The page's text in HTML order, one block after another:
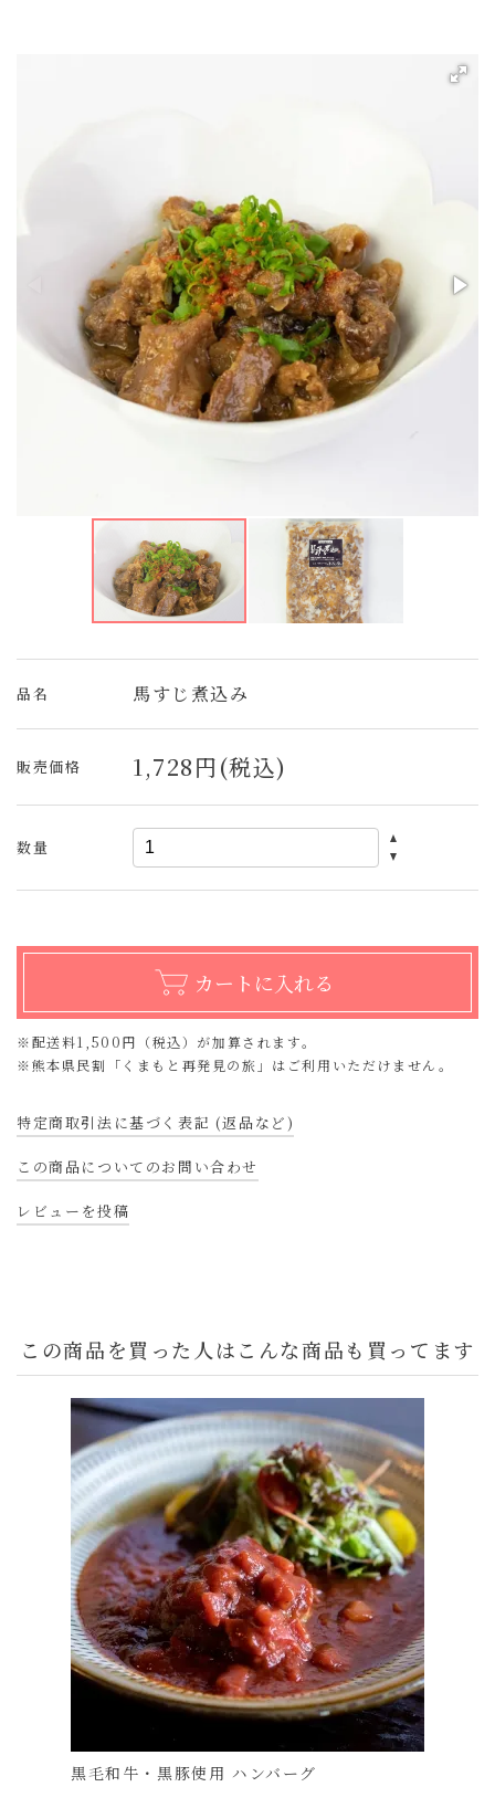
品名 馬すじ煮込み
販売価格 1,728円(税込)
数量
※配送料1,500円（税込）が加算されます。
※熊本県民割「くまもと再発見の旅」はご利用いただけません。
特定商取引法に基づく表記 (返品など)
この商品についてのお問い合わせ
レビューを投稿
この商品を買った人はこんな商品も買ってます
黒毛和牛・黒豚使用 ハンバーグ